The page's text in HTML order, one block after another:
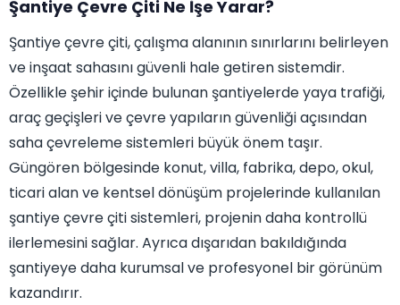
Şantiye Çevre Çiti Ne İşe Yarar?
Şantiye çevre çiti, çalışma alanının sınırlarını belirleyen
ve inşaat sahasını güvenli hale getiren sistemdir.
Özellikle şehir içinde bulunan şantiyelerde yaya trafiği,
araç geçişleri ve çevre yapıların güvenliği açısından
saha çevreleme sistemleri büyük önem taşır.
Güngören bölgesinde konut, villa, fabrika, depo, okul,
ticari alan ve kentsel dönüşüm projelerinde kullanılan
şantiye çevre çiti sistemleri, projenin daha kontrollü
ilerlemesini sağlar. Ayrıca dışarıdan bakıldığında
şantiyeye daha kurumsal ve profesyonel bir görünüm
kazandırır.